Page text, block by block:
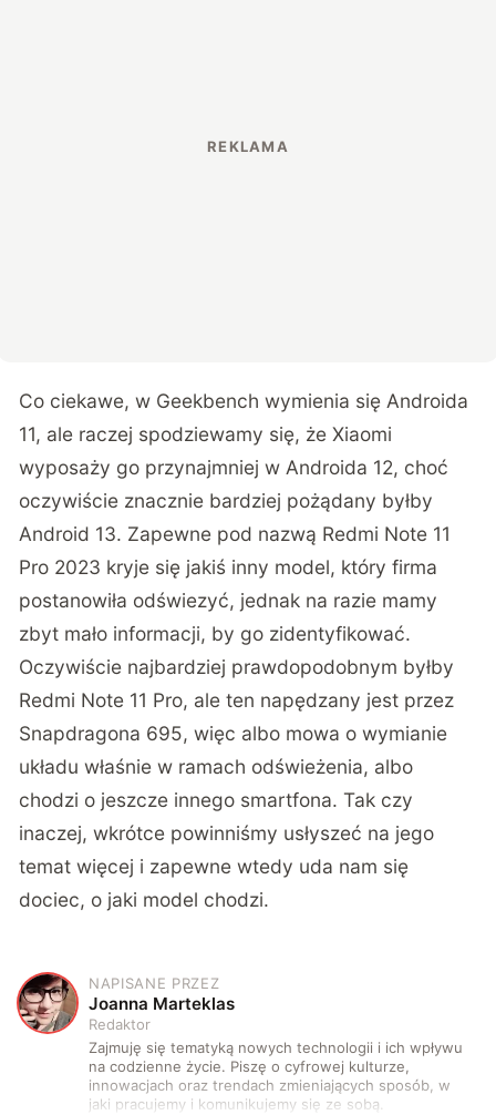
Co ciekawe, w Geekbench wymienia się Androida
11, ale raczej spodziewamy się, że Xiaomi
wyposaży go przynajmniej w Androida 12, choć
oczywiście znacznie bardziej pożądany byłby
Android 13. Zapewne pod nazwą Redmi Note 11
Pro 2023 kryje się jakiś inny model, który firma
postanowiła odświezyć, jednak na razie mamy
zbyt mało informacji, by go zidentyfikować.
Oczywiście najbardziej prawdopodobnym byłby
Redmi Note 11 Pro, ale ten napędzany jest przez
Snapdragona 695, więc albo mowa o wymianie
układu właśnie w ramach odświeżenia, albo
chodzi o jeszcze innego smartfona. Tak czy
inaczej, wkrótce powinniśmy usłyszeć na jego
temat więcej i zapewne wtedy uda nam się
dociec, o jaki model chodzi.
J
NAPISANE PRZEZ
Joanna Marteklas
Redaktor
Zajmuję się tematyką nowych technologii i ich wpływu
na codzienne życie. Piszę o cyfrowej kulturze,
innowacjach oraz trendach zmieniających sposób, w
jaki pracujemy i komunikujemy się ze sobą.